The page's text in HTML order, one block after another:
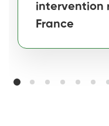
intervention
France